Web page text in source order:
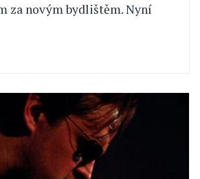
za novým bydlištěm. Nyní